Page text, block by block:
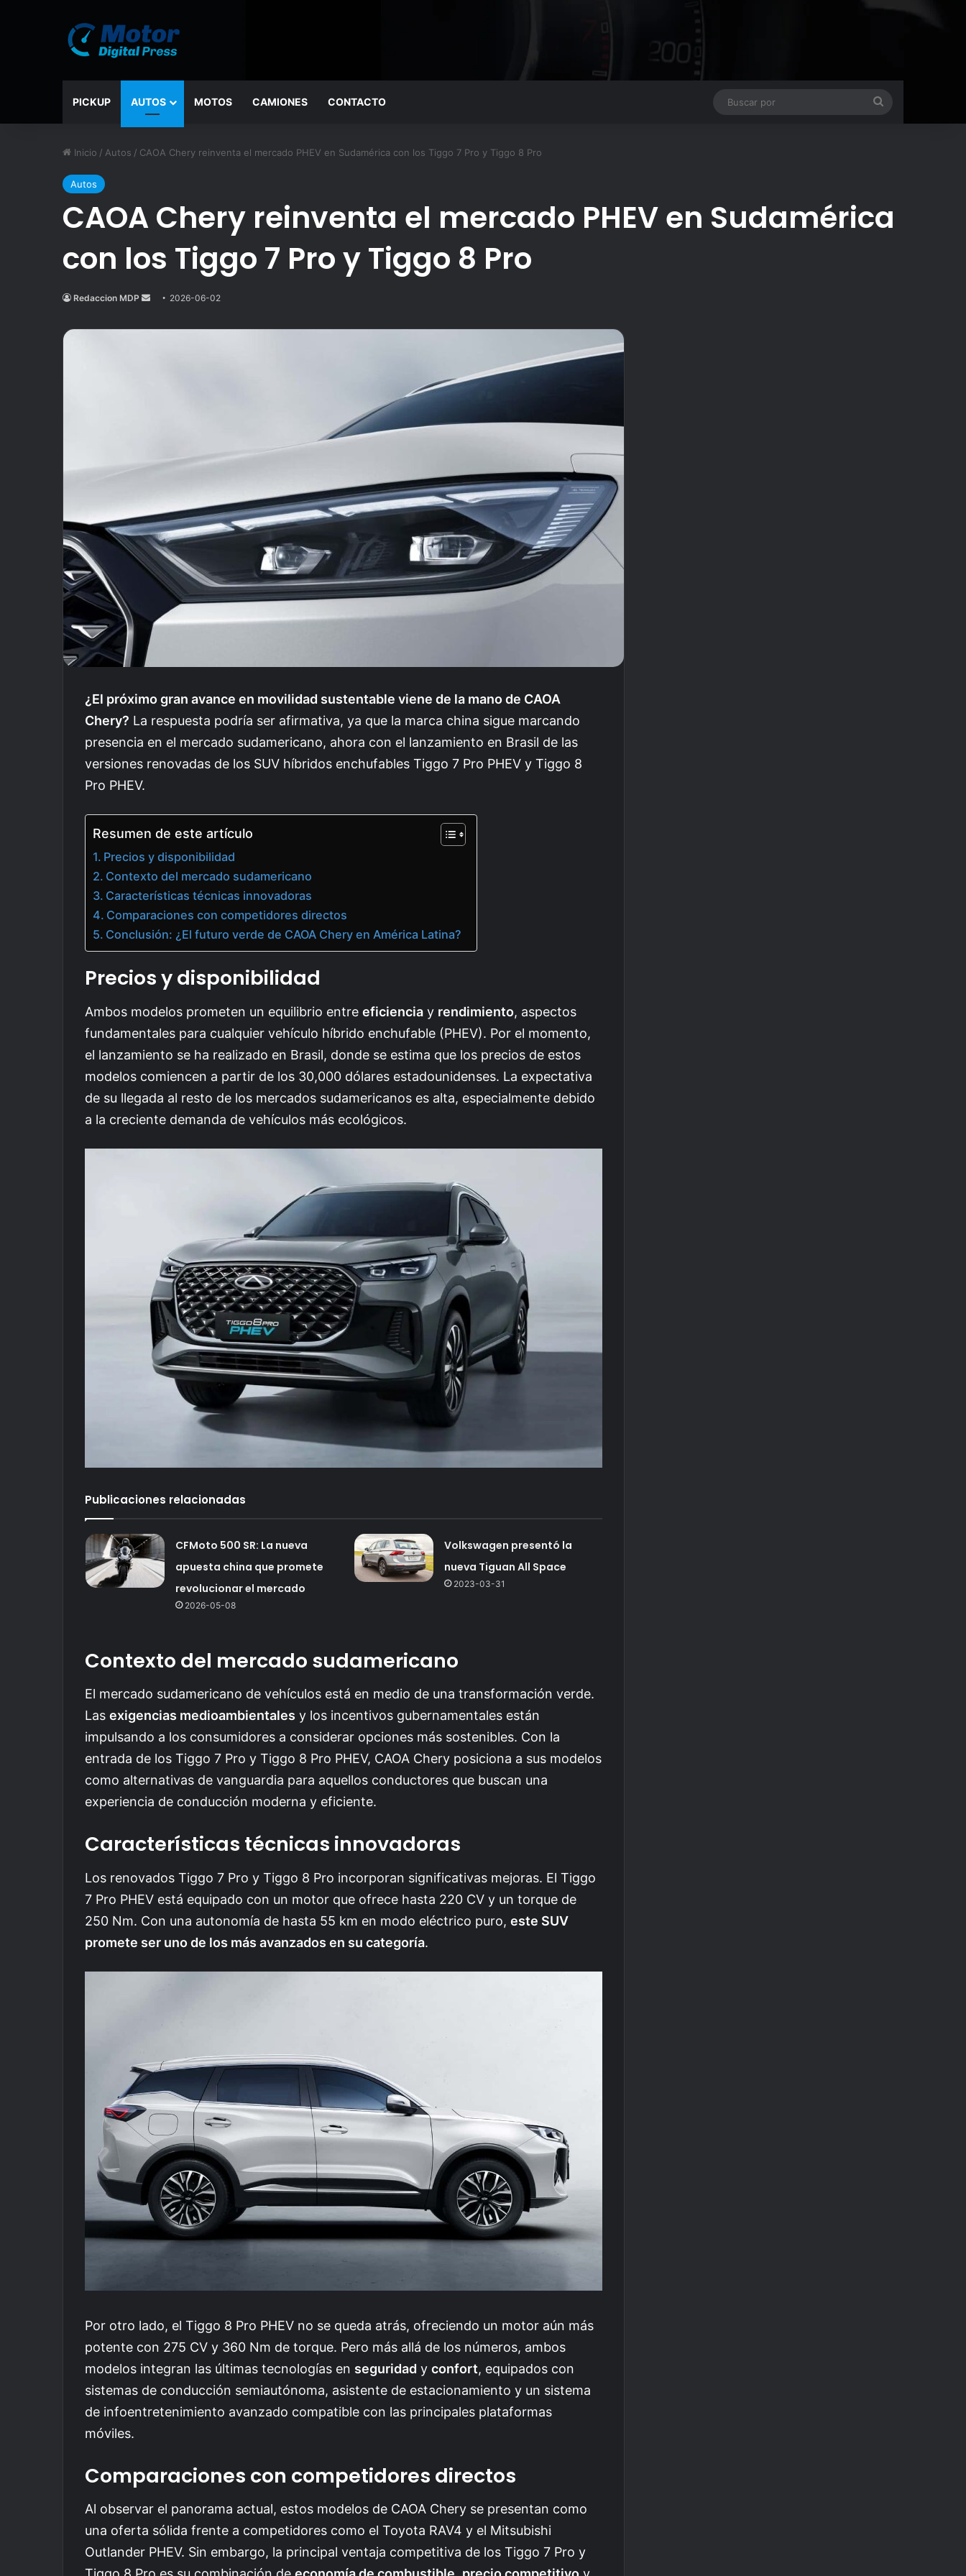
PICKUP AUTOS MOTOS CAMIONES CONTACTO
Inicio / Autos / CAOA Chery reinventa el mercado PHEV en Sudamérica con los Tiggo 7 Pro y Tiggo 8 Pro
Autos
CAOA Chery reinventa el mercado PHEV en Sudamérica
con los Tiggo 7 Pro y Tiggo 8 Pro
Redaccion MDP
Send
email
2026-06-02
¿El próximo gran avance en movilidad sustentable viene de la mano de CAOA
Chery? La respuesta podría ser afirmativa, ya que la marca china sigue marcando
presencia en el mercado sudamericano, ahora con el lanzamiento en Brasil de las
versiones renovadas de los SUV híbridos enchufables Tiggo 7 Pro PHEV y Tiggo 8
Pro PHEV.
Resumen de este artículo
Precios y disponibilidad
Contexto del mercado sudamericano
Características técnicas innovadoras
Comparaciones con competidores directos
Conclusión: ¿El futuro verde de CAOA Chery en América Latina?
Precios y disponibilidad
Ambos modelos prometen un equilibrio entre eficiencia y rendimiento, aspectos
fundamentales para cualquier vehículo híbrido enchufable (PHEV). Por el momento,
el lanzamiento se ha realizado en Brasil, donde se estima que los precios de estos
modelos comiencen a partir de los 30,000 dólares estadounidenses. La expectativa
de su llegada al resto de los mercados sudamericanos es alta, especialmente debido
a la creciente demanda de vehículos más ecológicos.
Publicaciones relacionadas
CFMoto 500 SR: La nueva
apuesta china que promete
revolucionar el mercado
2026-05-08
Volkswagen presentó la
nueva Tiguan All Space
2023-03-31
Contexto del mercado sudamericano
El mercado sudamericano de vehículos está en medio de una transformación verde.
Las exigencias medioambientales y los incentivos gubernamentales están
impulsando a los consumidores a considerar opciones más sostenibles. Con la
entrada de los Tiggo 7 Pro y Tiggo 8 Pro PHEV, CAOA Chery posiciona a sus modelos
como alternativas de vanguardia para aquellos conductores que buscan una
experiencia de conducción moderna y eficiente.
Características técnicas innovadoras
Los renovados Tiggo 7 Pro y Tiggo 8 Pro incorporan significativas mejoras. El Tiggo
7 Pro PHEV está equipado con un motor que ofrece hasta 220 CV y un torque de
250 Nm. Con una autonomía de hasta 55 km en modo eléctrico puro, este SUV
promete ser uno de los más avanzados en su categoría.
Por otro lado, el Tiggo 8 Pro PHEV no se queda atrás, ofreciendo un motor aún más
potente con 275 CV y 360 Nm de torque. Pero más allá de los números, ambos
modelos integran las últimas tecnologías en seguridad y confort, equipados con
sistemas de conducción semiautónoma, asistente de estacionamiento y un sistema
de infoentretenimiento avanzado compatible con las principales plataformas
móviles.
Comparaciones con competidores directos
Al observar el panorama actual, estos modelos de CAOA Chery se presentan como
una oferta sólida frente a competidores como el Toyota RAV4 y el Mitsubishi
Outlander PHEV. Sin embargo, la principal ventaja competitiva de los Tiggo 7 Pro y